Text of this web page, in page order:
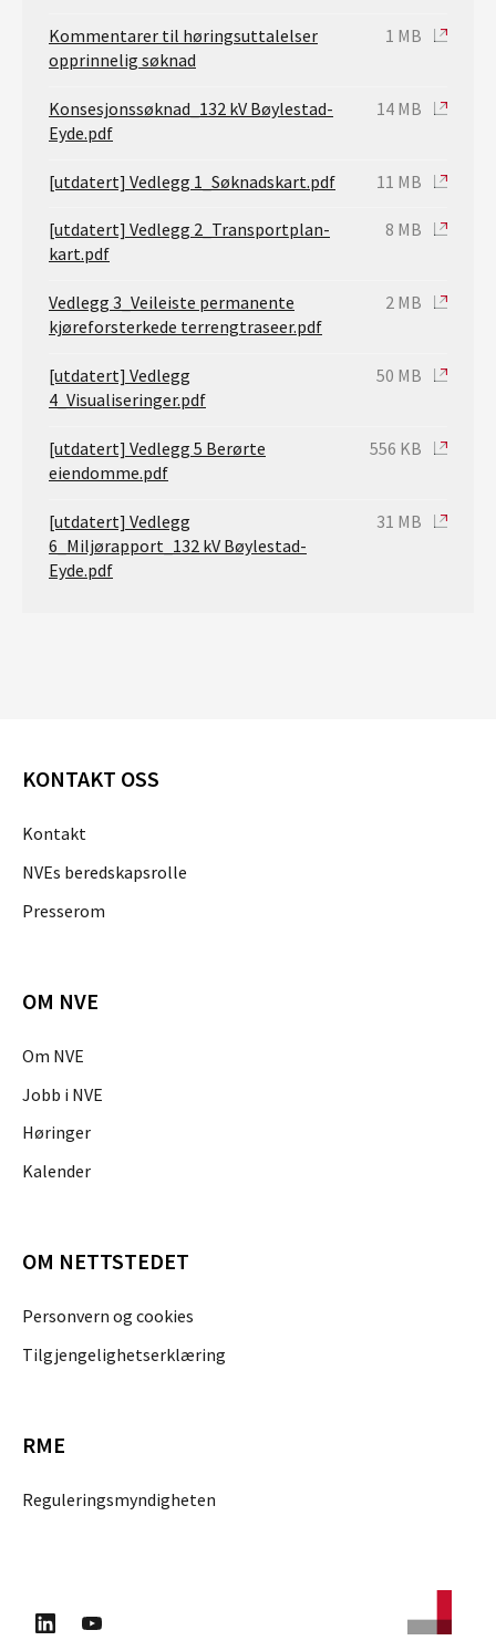
Kommentarer til høringsuttalelser
opprinnelig søknad
1 MB
Konsesjonssøknad_132 kV Bøylestad-
Eyde.pdf
14 MB
[utdatert] Vedlegg 1_Søknadskart.pdf 11 MB
[utdatert] Vedlegg 2_Transportplan-
kart.pdf
8 MB
Vedlegg 3_Veileiste permanente
kjøreforsterkede terrengtraseer.pdf
2 MB
[utdatert] Vedlegg
4_Visualiseringer.pdf
50 MB
[utdatert] Vedlegg 5 Berørte
eiendomme.pdf
556 KB
[utdatert] Vedlegg
6_Miljørapport_132 kV Bøylestad-
Eyde.pdf
31 MB
KONTAKT OSS
Kontakt
NVEs beredskapsrolle
Presserom
OM NVE
Om NVE
Jobb i NVE
Høringer
Kalender
OM NETTSTEDET
Personvern og cookies
Tilgjengelighetserklæring
RME
Reguleringsmyndigheten